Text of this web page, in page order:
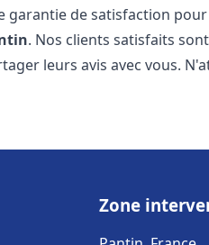
garantie de satisfaction
. Nos clients satisfaits
leurs avis avec vous.
Zone